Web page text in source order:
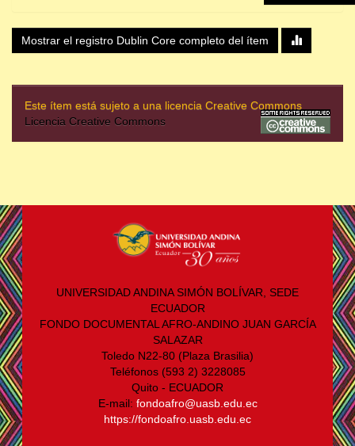
Mostrar el registro Dublin Core completo del ítem
Este ítem está sujeto a una licencia Creative Commons
Licencia Creative Commons
UNIVERSIDAD ANDINA SIMÓN BOLÍVAR, SEDE
ECUADOR
FONDO DOCUMENTAL AFRO-ANDINO JUAN GARCÍA
SALAZAR
Toledo N22-80 (Plaza Brasilia)
Teléfonos (593 2) 3228085
Quito - ECUADOR
E-mail: fondoafro@uasb.edu.ec
https://fondoafro.uasb.edu.ec